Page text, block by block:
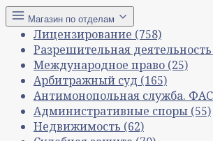
Магазин по отделам
Лицензирование (758)
Разрешительная деятельность
Международное право (25)
Арбитражный суд (165)
Антимонопольная служба. ФАС
Административные споры (55)
Недвижимость (62)